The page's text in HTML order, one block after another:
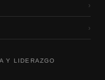
›
›
Y LIDERAZGO